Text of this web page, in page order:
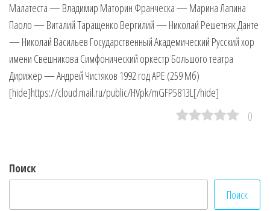
Малатеста — Владимир Маторин Франческа — Марина Лапина
Паоло — Виталий Таращенко Вергилий — Николай Решетняк Данте
— Николай Васильев Государственный Академический Русский хор
имени Свешникова Симфонический оркестр Большого театра
Дирижер — Андрей Чистяков 1992 год APE (259 Мб)
[hide]https://cloud.mail.ru/public/HVpk/mGFP5813L[/hide]
0
Поиск
Поиск